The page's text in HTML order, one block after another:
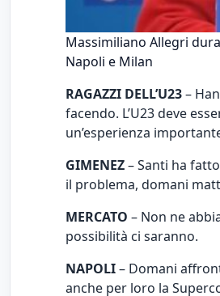
Massimiliano Allegri
Napoli e Milan
RAGAZZI DELL’U23–
facendo. L’U23 deve
un’esperienza
GIMENEZ– Santi ha
il problema, domani
MERCATO – Non ne
possibilità ci saranno.
NAPOLI– Domani
anche per loro la